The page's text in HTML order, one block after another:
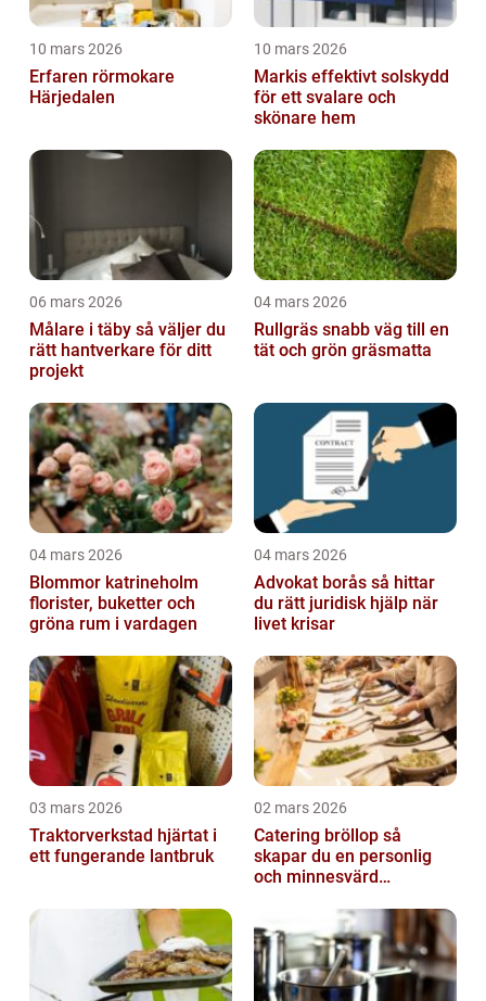
10 mars 2026
Erfaren rörmokare
Härjedalen
10 mars 2026
Markis effektivt solskydd
för ett svalare och
skönare hem
06 mars 2026
Målare i täby så väljer du
rätt hantverkare för ditt
projekt
04 mars 2026
Rullgräs snabb väg till en
tät och grön gräsmatta
04 mars 2026
Blommor katrineholm
florister, buketter och
gröna rum i vardagen
04 mars 2026
Advokat borås så hittar
du rätt juridisk hjälp när
livet krisar
03 mars 2026
Traktorverkstad hjärtat i
ett fungerande lantbruk
02 mars 2026
Catering bröllop så
skapar du en personlig
och minnesvärd